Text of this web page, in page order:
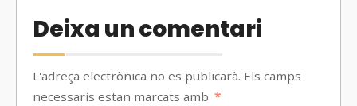
Deixa un comentari
L'adreça electrònica no es publicarà. Els camps
necessaris estan marcats amb *